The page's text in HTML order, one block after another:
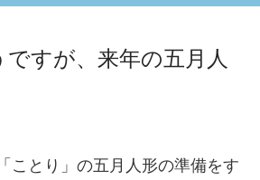
すが、来年の五月人
ことり」の五月人形の準備をす